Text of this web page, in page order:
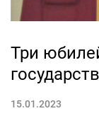
Три
15.01.2023